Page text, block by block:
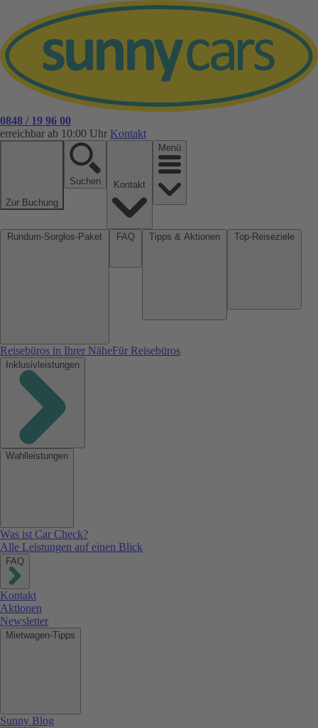
0848 / 19 96 00
erreichbar ab 10:00 Uhr Kontakt
Zur Buchung
Suchen
Menü
Reisebüros in Ihrer NäheFür Reisebüros
Inklusivleistungen
Wahlleistungen
Was ist Car Check?
Alle Leistungen auf einen Blick
FAQ
Kontakt
Aktionen
Newsletter
Mietwagen-Tipps
Sunny Blog